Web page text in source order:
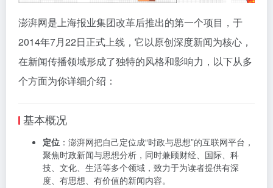
澎湃网是上海报业集团改革后推出的第一个项目，于
2014年7月22日正式上线，它以原创深度新闻为核心，
在新闻传播领域形成了独特的风格和影响力，以下从多
个方面为你详细介绍：
基本概况
定位 ：澎湃网把自己定位成“时政与思想”的互联网平台，
聚焦时政新闻与思想分析，同时兼顾财经、国际、科
技、文化、生活等多个领域，致力于为读者提供有深
度、有思想、有价值的新闻内容。